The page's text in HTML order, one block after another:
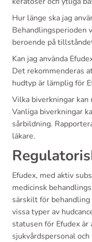
Hur länge ska jag
Behandlingsperioden
beroende på
Kan jag använda
Det rekommenderas
hudtyp är lämplig för
Vilka biverkningar kan
Vanliga biverkningar
sårbildning.
läkare.
Efudex, med aktiv
medicinsk
särskilt för
vissa typer av
statusen för Efudex är
sjukvårdspersonal